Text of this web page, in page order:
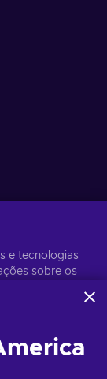
oAviso de
e tecnologias
sobre os
serviços
utilização
Pode